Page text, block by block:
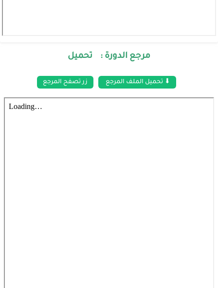
مرجع الدورة : تحميل
⬇ تحميل الملف المرجع زر تصفح المرجع